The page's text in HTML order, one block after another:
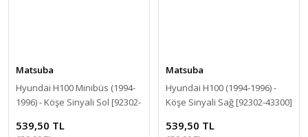
Matsuba
Hyundai H100 Minibüs (1994-
1996) - Köşe Sinyali Sol [92302-
539,50 TL
Matsuba
Hyundai H100 (1994-1996) -
Köşe Sinyali Sağ [92302-43300]
539,50 TL